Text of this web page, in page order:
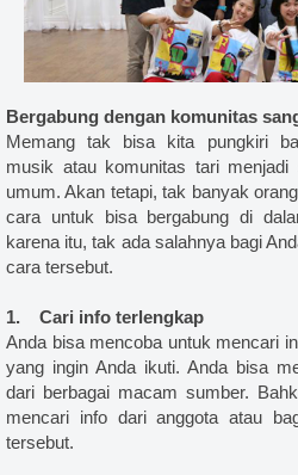
Bergabung dengan komunitas
Memang tak bisa kita pungkiri
musik atau komunitas tari
umum. Akan tetapi, tak banyak
cara untuk bisa bergabung di
karena itu, tak ada salahnya bagi
cara tersebut.
1. Cari info terlengkap
Anda bisa mencoba untuk mencari
yang ingin Anda ikuti. Anda bisa
dari berbagai macam sumber.
mencari info dari anggota atau
tersebut.